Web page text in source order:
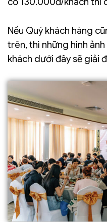
Nếu Quý khách hàng
trên, thì những hình
khách dưới đây sẽ giải